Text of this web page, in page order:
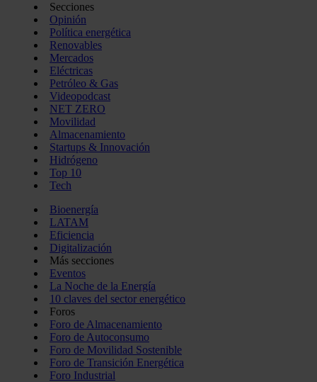
Secciones
Opinión
Política energética
Renovables
Mercados
Eléctricas
Petróleo & Gas
Videopodcast
NET ZERO
Movilidad
Almacenamiento
Startups & Innovación
Hidrógeno
Top 10
Tech
Bioenergía
LATAM
Eficiencia
Digitalización
Más secciones
Eventos
La Noche de la Energía
10 claves del sector energético
Foros
Foro de Almacenamiento
Foro de Autoconsumo
Foro de Movilidad Sostenible
Foro de Transición Energética
Foro Industrial